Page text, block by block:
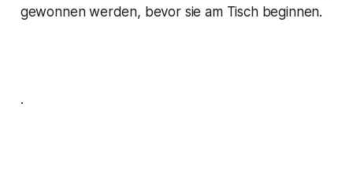
gewonnen werden, bevor sie am Tisch beginnen.
.